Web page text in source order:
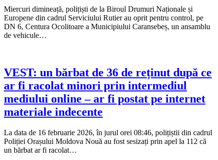
Miercuri dimineață, polițiști de la Biroul Drumuri Naționale și
Europene din cadrul Serviciului Rutier au oprit pentru control, pe
DN 6, Centura Ocolitoare a Municipiului Caransebeș, un ansamblu
de vehicule…
VEST: un bărbat de 36 de reținut după ce
ar fi racolat minori prin intermediul
mediului online – ar fi postat pe internet
materiale indecente
La data de 16 februarie 2026, în jurul orei 08:46, polițiștii din cadrul
Poliției Orașului Moldova Nouă au fost sesizați prin apel la 112 că
un bărbat ar fi racolat…